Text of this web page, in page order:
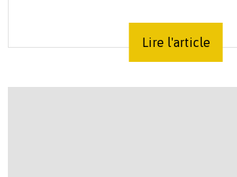
Lire l'article